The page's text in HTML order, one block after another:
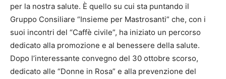
per la nostra salute. È quello su cui sta puntando il
Gruppo Consiliare “Insieme per Mastrosanti” che, con i
suoi incontri del “Caffè civile”, ha iniziato un percorso
dedicato alla promozione e al benessere della salute.
Dopo l’interessante convegno del 30 ottobre scorso,
dedicato alle “Donne in Rosa” e alla prevenzione del